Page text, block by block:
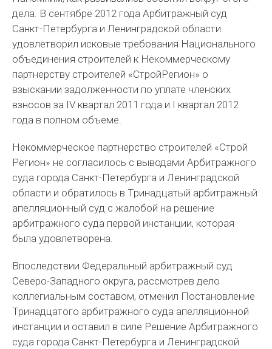
дела. В сентябре 2012 года Арбитражный суд
Санкт-Петербурга и Ленинградской области
удовлетворил исковые требования Национального
объединения строителей к Некоммерческому
партнерству строителей «СтройРегион» о
взыскании задолженности по уплате членских
взносов за IV квартал 2011 года и I квартал 2012
года в полном объеме.
Некоммерческое партнерство строителей «Строй
Регион» не согласилось с выводами Арбитражного
суда города Санкт-Петербурга и Ленинградской
области и обратилось в Тринадцатый арбитражный
апелляционный суд с жалобой на решение
арбитражного суда первой инстанции, которая
была удовлетворена.
Впоследствии Федеральный арбитражный суд
Северо-Западного округа, рассмотрев дело
коллегиальным составом, отменил Постановление
Тринадцатого арбитражного суда апелляционной
инстанции и оставил в силе Решение Арбитражного
суда города Санкт-Петербурга и Ленинградской